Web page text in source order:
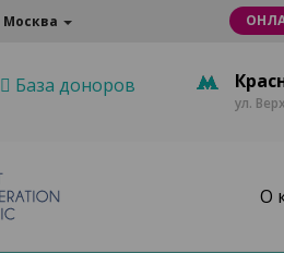
Москва
База доноров
ул.
О